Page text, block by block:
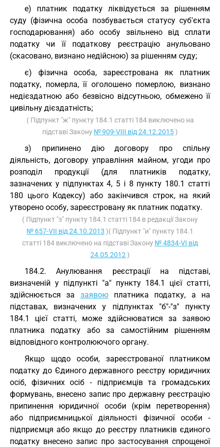
е) платник податку ліквідується за рішенням
суду (фізична особа позбувається статусу суб'єкта
господарювання) або особу звільнено від сплати
податку чи її податкову реєстрацію анульовано
(скасовано, визнано недійсною) за рішенням суду;
є) фізична особа, зареєстрована як платник
податку, померла, її оголошено померлою, визнано
недієздатною або безвісно відсутньою, обмежено її
цивільну дієздатність;
( Підпункт "ж" пункту 184.1 статті 184 виключено на
підставі Закону № 909-VIII від 24.12.2015)
з) припинено дію договору про спільну
діяльність, договору управління майном, угоди про
розподіл продукції (для платників податку,
зазначених у підпунктах 4, 5 і 8 пункту 180.1 статті
180 цього Кодексу) або закінчився строк, на який
утворено особу, зареєстровану як платник податку.
( Підпункт "з" пункту 184.1 статті 184 в редакції Закону
№ 657-VII від 24.10.2013 )( Підпункт "и" пункту 184.1
статті 184 виключено на підставі Закону № 4834-VI від
24.05.2012 )
184.2. Анулювання реєстрації на підставі,
визначеній у підпункті "а" пункту 184.1 цієї статті,
здійснюється за заявоюплатника податку, а на
підставах, визначених у підпунктах "б"-"з" пункту
184.1 цієї статті, може здійснюватися за заявою
платника податку або за самостійним рішенням
відповідного контролюючого органу.
Якщо щодо особи, зареєстрованої платником
податку до Єдиного державного реєстру юридичних
осіб, фізичних осіб - підприємців та громадських
формувань, внесено запис про державну реєстрацію
припинення юридичної особи (крім перетворення)
або підприємницької діяльності фізичної особи -
підприємця або якщо до реєстру платників єдиного
податку внесено запис про застосування спрощеної